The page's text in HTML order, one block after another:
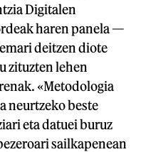
Digitalen
haren panela —
deitzen diote
zituzten lehen
«Metodologia
neurtzeko beste
eta datuei buruz
sailkapenean